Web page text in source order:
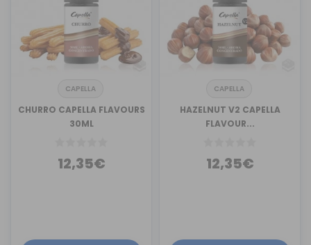
CAPELLA
CHURRO CAPELLA FLAVOURS
30ML
12,35€
CAPELLA
HAZELNUT V2 CAPELLA
FLAVOUR...
12,35€